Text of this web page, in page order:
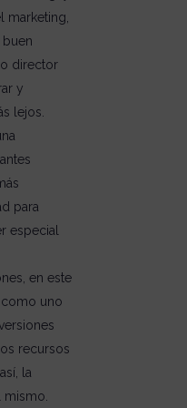
marketing,
director
y
lejos.
para
especial
en este
uno
recursos
la